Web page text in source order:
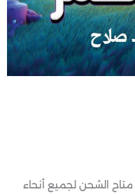
متاح الشحن لجميع أنحاء